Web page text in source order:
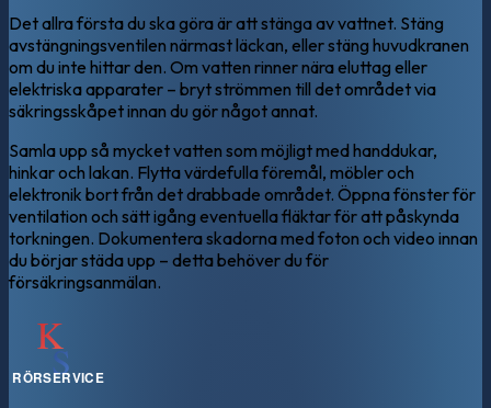
Det allra första du ska göra är att stänga av vattnet. Stäng
avstängningsventilen närmast läckan, eller stäng huvudkranen
om du inte hittar den. Om vatten rinner nära eluttag eller
elektriska apparater – bryt strömmen till det området via
säkringsskåpet innan du gör något annat.
Samla upp så mycket vatten som möjligt med handdukar,
hinkar och lakan. Flytta värdefulla föremål, möbler och
elektronik bort från det drabbade området. Öppna fönster för
ventilation och sätt igång eventuella fläktar för att påskynda
torkningen. Dokumentera skadorna med foton och video innan
du börjar städa upp – detta behöver du för
försäkringsanmälan.